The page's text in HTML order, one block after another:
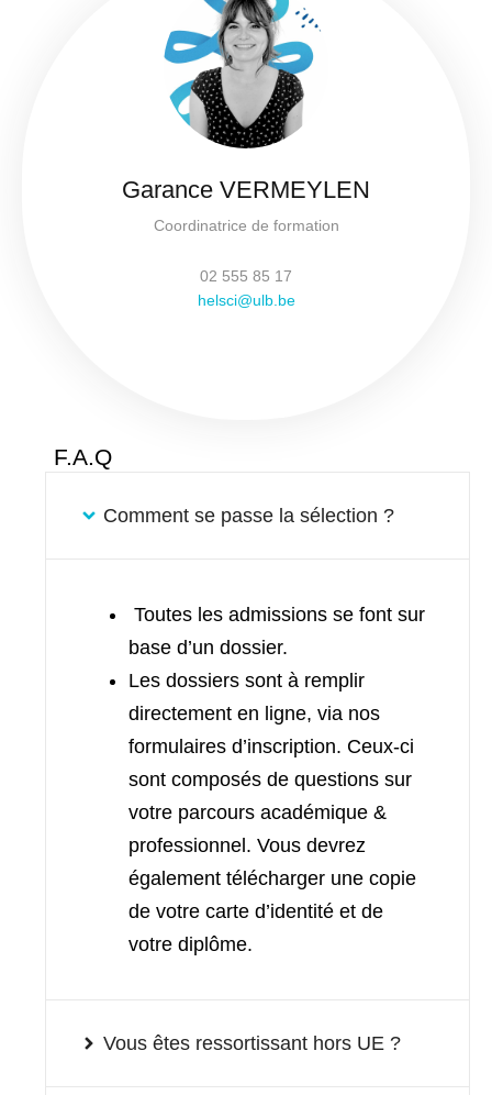
Garance VERMEYLEN
Coordinatrice de formation
02 555 85 17
helsci@ulb.be
F.A.Q
Comment se passe la sélection ?
Toutes les admissions se font sur
base d’un dossier.
Les dossiers sontà remplir
directement en ligne, via nos
formulaires d’inscription. Ceux-ci
sont composés de questions sur
votre parcours académique &
professionnel. Vous devrez
également télécharger une copie
de votre carte d’identité et de
votre diplôme.
Vous êtes ressortissant hors UE ?